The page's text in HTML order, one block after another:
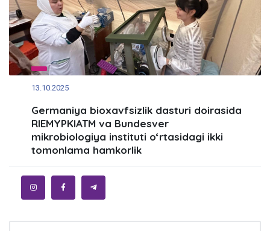
13.10.2025
Germaniya bioxavfsizlik dasturi doirasida
RIEMYPKIATM va Bundesver
mikrobiologiya instituti o‘rtasidagi ikki
tomonlama hamkorlik